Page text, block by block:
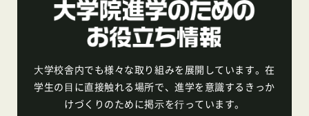
⼤学校舎内でも様々な取り組みを展開しています。在
学生の⽬に直接触れる場所で、進学を意識するきっか
けづくりのために掲⽰を⾏っています。